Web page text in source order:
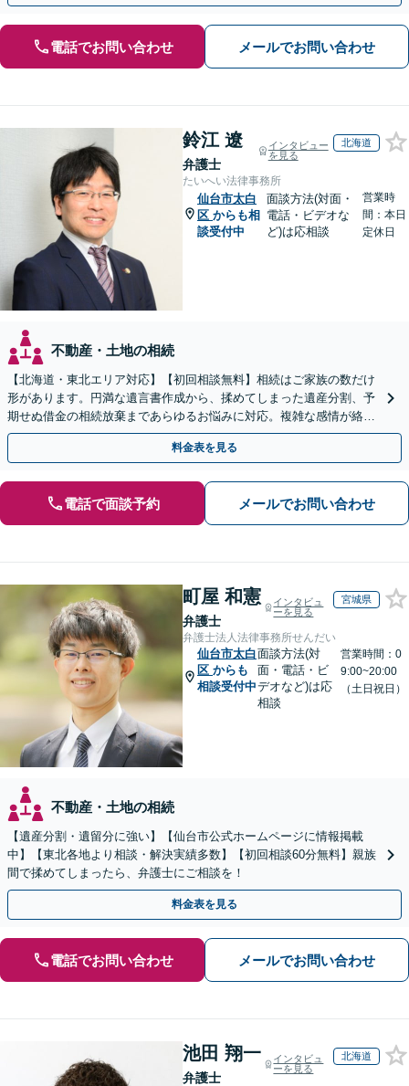
電話でお問い合わせ メールでお問い合わせ
鈴江 遼
弁護士
インタビュー
を見る
北海道
たいへい法律事務所
仙台市太白
区 からも相
談受付中
面談方法(対面・
電話・ビデオな
ど)は応相談
営業時
間：本日
定休日
不動産・土地の相続
【北海道・東北エリア対応】【初回相談無料】相続はご家族の数だけ
形があります。円満な遺言書作成から、揉めてしまった遺産分割、予
期せぬ借金の相続放棄まであらゆるお悩みに対応。複雑な感情が絡む
相続トラブルもまずはご相談ください。WEB面談可。
料金表を見る
電話で面談予約 メールでお問い合わせ
町屋 和憲
弁護士
インタビュ
ーを見る
宮城県
弁護士法人法律事務所せんだい
仙台市太白
区 からも
相談受付中
面談方法(対
面・電話・ビ
デオなど)は応
相談
営業時間：0
9:00~20:00
（土日祝日）
不動産・土地の相続
【遺産分割・遺留分に強い】【仙台市公式ホームページに情報掲載
中】【東北各地より相談・解決実績多数】【初回相談60分無料】親族
間で揉めてしまったら、弁護士にご相談を！
料金表を見る
電話でお問い合わせ メールでお問い合わせ
池田 翔一
弁護士
インタビュ
ーを見る
北海道